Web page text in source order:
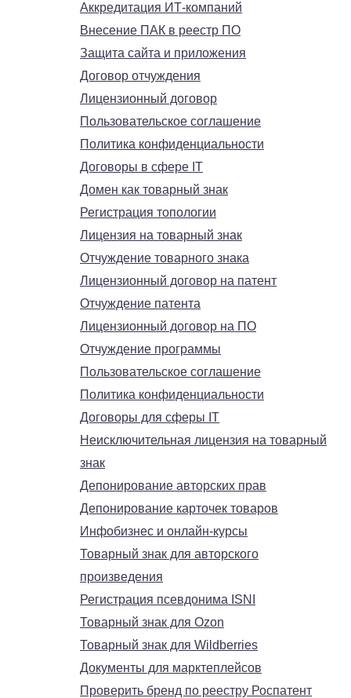
Аккредитация ИТ-компаний
Внесение ПАК в реестр ПО
Защита сайта и приложения
Договор отчуждения
Лицензионный договор
Пользовательское соглашение
Политика конфиденциальности
Договоры в сфере IT
Домен как товарный знак
Регистрация топологии
Лицензия на товарный знак
Отчуждение товарного знака
Лицензионный договор на патент
Отчуждение патента
Лицензионный договор на ПО
Отчуждение программы
Пользовательское соглашение
Политика конфиденциальности
Договоры для сферы IT
Неисключительная лицензия на товарный
знак
Депонирование авторских прав
Депонирование карточек товаров
Инфобизнес и онлайн-курсы
Товарный знак для авторского
произведения
Регистрация псевдонима ISNI
Товарный знак для Ozon
Товарный знак для Wildberries
Документы для марктеплейсов
Проверить бренд по реестру Роспатент